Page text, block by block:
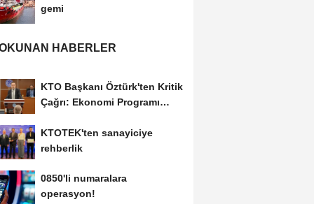
gemi
HABERLER
KTO Başkanı Öztürk'ten Kritik
Çağrı: Ekonomi Programı
KTOTEK'ten sanayiciye
rehberlik
0850'li numaralara
operasyon!